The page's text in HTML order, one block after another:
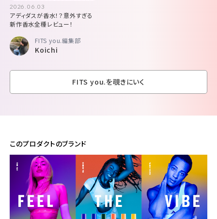
2026.06.03
アディダスが香水！？意外すぎる
新作香水全種レビュー！
FITS you.編集部
Koichi
FITS you.を覗きにいく
このプロダクトのブランド